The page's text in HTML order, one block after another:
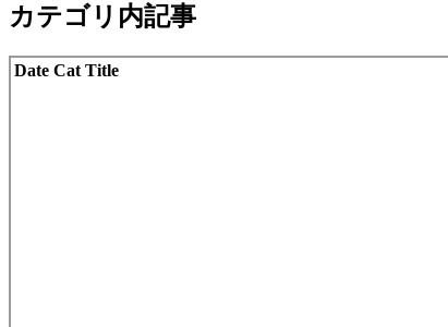
カテゴリ内記事